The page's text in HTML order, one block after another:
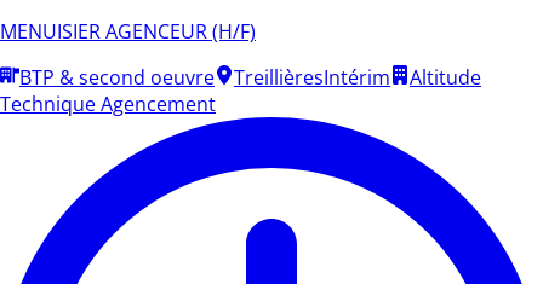
MENUISIER AGENCEUR (H/F)
BTP & second oeuvre
TreillièresIntérim
Altitude
Technique Agencement